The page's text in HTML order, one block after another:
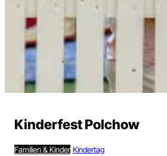
Heute
Morgen
Wochenende
Alle
Suchen
Kinderfest Polchow
Familien & Kinder Kindertag